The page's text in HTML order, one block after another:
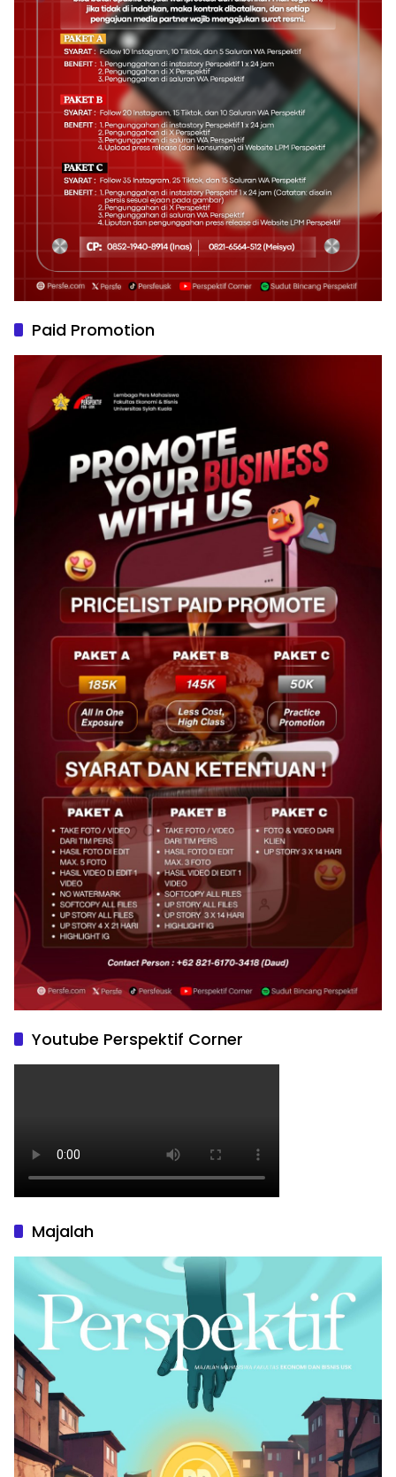
Paid Promotion
Youtube Perspektif Corner
Majalah